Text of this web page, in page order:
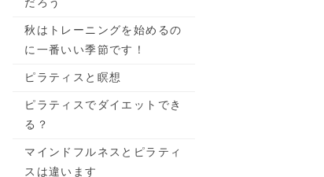
だろう
秋はトレーニングを始めるの
に一番いい季節です！
ピラティスと瞑想
ピラティスでダイエットでき
る？
マインドフルネスとピラティ
スは違います